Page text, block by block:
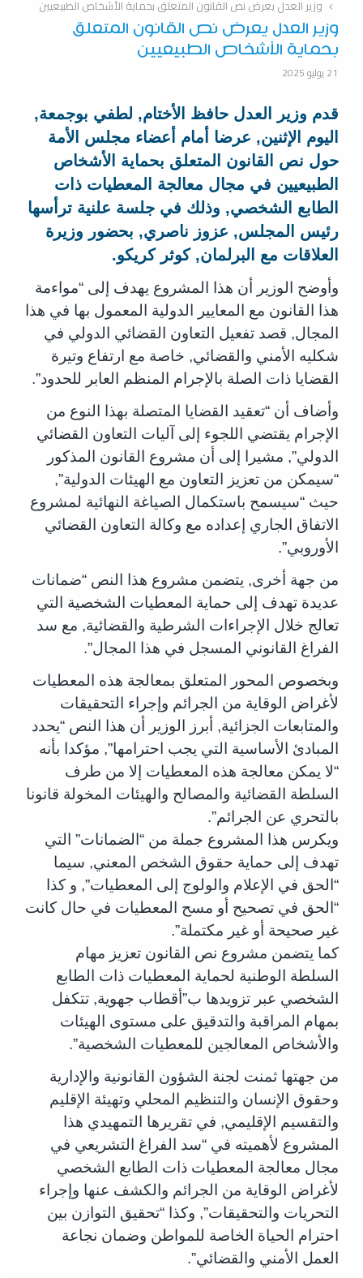
وزير العدل يعرض نص القانون المتعلق بحماية الأشخاص الطبيعيين
وزير العدل يعرض نص القانون المتعلق
بحماية الأشخاص الطبيعيين
21 يوليو 2025
قدم وزير العدل حافظ الأختام, لطفي بوجمعة,
اليوم الإثنين, عرضا أمام أعضاء مجلس الأمة
حول نص القانون المتعلق بحماية الأشخاص
الطبيعيين في مجال معالجة المعطيات ذات
الطابع الشخصي, وذلك في جلسة علنية ترأسها
رئيس المجلس, عزوز ناصري, بحضور وزيرة
العلاقات مع البرلمان, كوثر كريكو.
وأوضح الوزير أن هذا المشروع يهدف إلى “مواءمة
هذا القانون مع المعايير الدولية المعمول بها في هذا
المجال, قصد تفعيل التعاون القضائي الدولي في
شكليه الأمني والقضائي, خاصة مع ارتفاع وتيرة
القضايا ذات الصلة بالإجرام المنظم العابر للحدود”.
وأضاف أن “تعقيد القضايا المتصلة بهذا النوع من
الإجرام يقتضي اللجوء إلى آليات التعاون القضائي
الدولي”, مشيرا إلى أن مشروع القانون المذكور
“سيمكن من تعزيز التعاون مع الهيئات الدولية”,
حيث “سيسمح باستكمال الصياغة النهائية لمشروع
الاتفاق الجاري إعداده مع وكالة التعاون القضائي
الأوروبي”.
من جهة أخرى, يتضمن مشروع هذا النص “ضمانات
عديدة تهدف إلى حماية المعطيات الشخصية التي
تعالج خلال الإجراءات الشرطية والقضائية, مع سد
الفراغ القانوني المسجل في هذا المجال”.
وبخصوص المحور المتعلق بمعالجة هذه المعطيات
لأغراض الوقاية من الجرائم وإجراء التحقيقات
والمتابعات الجزائية, أبرز الوزير أن هذا النص “يحدد
المبادئ الأساسية التي يجب احترامها”, مؤكدا بأنه
“لا يمكن معالجة هذه المعطيات إلا من طرف
السلطة القضائية والمصالح والهيئات المخولة قانونا
بالتحري عن الجرائم”.
ويكرس هذا المشروع جملة من “الضمانات” التي
تهدف إلى حماية حقوق الشخص المعني, سيما
“الحق في الإعلام والولوج إلى المعطيات”, و كذا
“الحق في تصحيح أو مسح المعطيات في حال كانت
غير صحيحة أو غير مكتملة”.
كما يتضمن مشروع نص القانون تعزيز مهام
السلطة الوطنية لحماية المعطيات ذات الطابع
الشخصي عبر تزويدها ب”أقطاب جهوية, تتكفل
بمهام المراقبة والتدقيق على مستوى الهيئات
والأشخاص المعالجين للمعطيات الشخصية”.
من جهتها ثمنت لجنة الشؤون القانونية والإدارية
وحقوق الإنسان والتنظيم المحلي وتهيئة الإقليم
والتقسيم الإقليمي, في تقريرها التمهيدي هذا
المشروع لأهميته في “سد الفراغ التشريعي في
مجال معالجة المعطيات ذات الطابع الشخصي
لأغراض الوقاية من الجرائم والكشف عنها وإجراء
التحريات والتحقيقات”, وكذا “تحقيق التوازن بين
احترام الحياة الخاصة للمواطن وضمان نجاعة
العمل الأمني والقضائي”.